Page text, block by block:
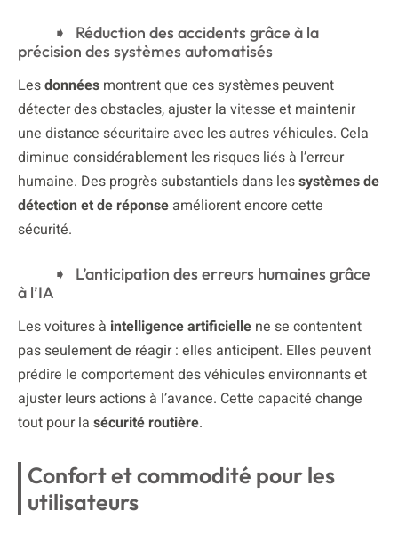
Réduction des accidents grâce à la
précision des systèmes automatisés
Lesdonnées montrent que ces systèmes peuvent
détecter des obstacles, ajuster la vitesse et maintenir
une distance sécuritaire avec les autres véhicules. Cela
diminue considérablement les risques liés à l’erreur
humaine. Des progrès substantiels dans lessystèmes de
détection et de réponse améliorent encore cette
sécurité.
L’anticipation des erreurs humaines grâce
à l’IA
Les voitures à intelligence artificielle ne se contentent
pas seulement de réagir : elles anticipent. Elles peuvent
prédire le comportement des véhicules environnants et
ajuster leurs actions à l’avance. Cette capacité change
tout pour la sécurité routière.
Confort et commodité pour les
utilisateurs